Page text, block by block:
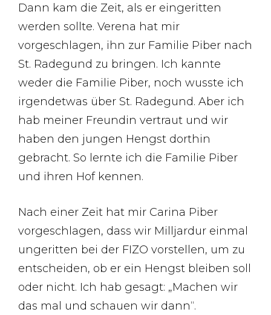
Dann kam die Zeit, als er eingeritten
werden sollte. Verena hat mir
vorgeschlagen, ihn zur Familie Piber nach
St. Radegund zu bringen. Ich kannte
weder die Familie Piber, noch wusste ich
irgendetwas über St. Radegund. Aber ich
hab meiner Freundin vertraut und wir
haben den jungen Hengst dorthin
gebracht. So lernte ich die Familie Piber
und ihren Hof kennen.
Nach einer Zeit hat mir Carina Piber
vorgeschlagen, dass wir Milljardur einmal
ungeritten bei der FIZO vorstellen, um zu
entscheiden, ob er ein Hengst bleiben soll
oder nicht. Ich hab gesagt: „Machen wir
das mal und schauen wir dann“.